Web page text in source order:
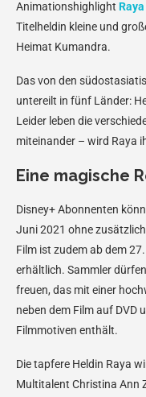
Animationshighlight
Titelheldin kleine und
Heimat Kumandra.
Das von den
untereilt in fünf Länder:
Leider leben die
miteinander – wird Raya
Eine magische
Disney+ Abonnenten
Juni 2021 ohne
Film ist zudem ab dem
erhältlich. Sammler
freuen, das mit einer
neben dem Film auf DVD
Filmmotiven enthält.
Die tapfere Heldin Raya
Multitalent Christina Ann